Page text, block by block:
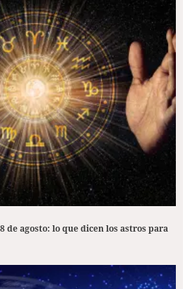
de agosto: lo que dicen los astros para